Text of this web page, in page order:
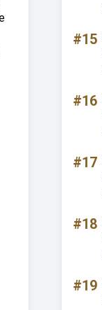
#15
#16
#17
#18
#19